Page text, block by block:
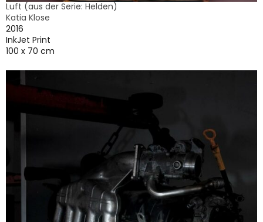
Luft (aus der Serie: Helden)
Katia Klose
2016
InkJet Print
100 x 70 cm